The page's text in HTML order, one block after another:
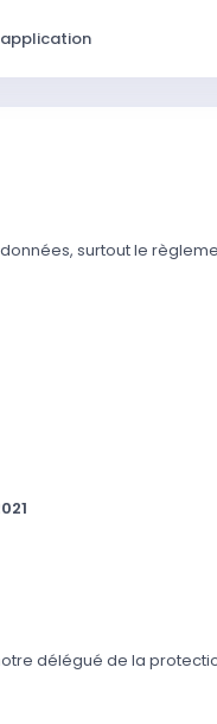
surtout le
délégué de la